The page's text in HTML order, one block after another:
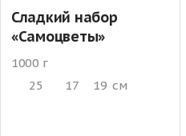
Сладкий набор
«Самоцветы»
1000 г
25
17 19 см